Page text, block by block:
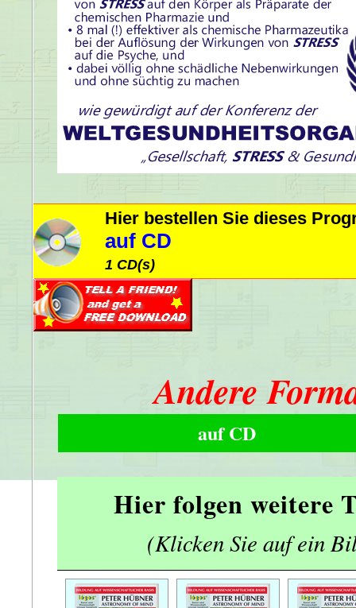
Hier bestellen Sie dieses
auf CD
1 CD(s)
Andere
auf CD
Hier folgen weitere
(Klicken Sie auf ein